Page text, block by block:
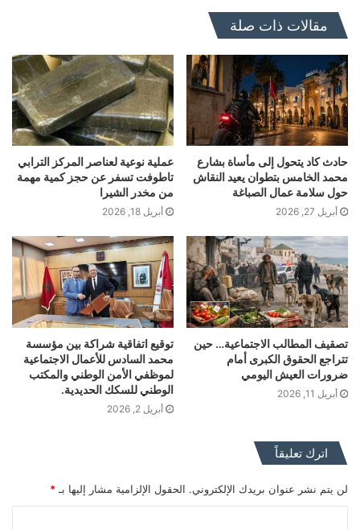
مقالات ذات صلة
حادث كاد يتحول إلى مأساة بشارع
محمد الخامس بتطوان يعيد النقاش
حول سلامة عمال الصباغة
أبريل 27, 2026
عملية نوعية لعناصر المركز الترابي
تاطوفت تسفر عن حجز كمية مهمة
من مخدر الشيرا
أبريل 18, 2026
تصقيف المطالب الاجتماعية… حين
تتراجع الحقوق الكبرى أمام
ضرورات العيش اليومي
أبريل 11, 2026
توقيع اتفاقية شراكة بين مؤسسة
محمد السادس للأعمال الاجتماعية
لموظفي الأمن الوطني والمكتب
الوطني للسكك الحديدية.
أبريل 2, 2026
اترك تعليقاً
لن يتم نشر عنوان بريدك الإلكتروني. الحقول الإلزامية مشار إليها بـ *